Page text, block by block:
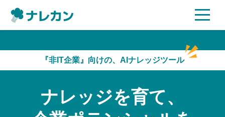
AI機能
ご利用企業様の声
『非IT企業』向けの、AIナレッジツール
ナレッジを育て、